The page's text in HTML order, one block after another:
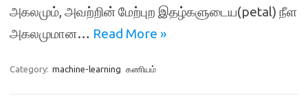
அகலமும், அவற்றின் மேற்புற இதழ்களுடைய(petal) நீள
அகலமுமான… Read More »
Category: machine-learning கணியம்